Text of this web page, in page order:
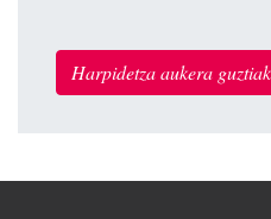
Harpidetza aukera guztiak